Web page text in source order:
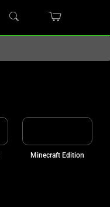
Minecraft Edition